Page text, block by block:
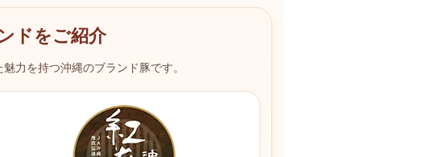
ドをご紹介
力を持つ沖縄のブランド豚です。